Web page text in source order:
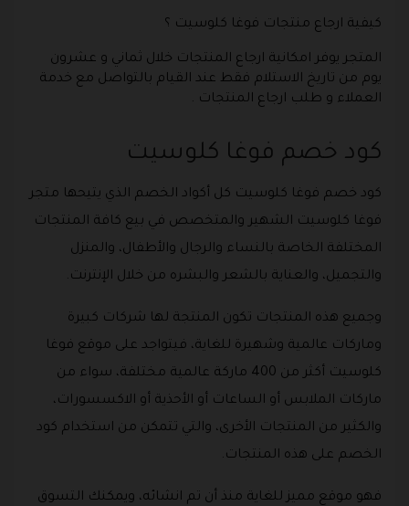
كيفية ارجاع منتجات فوغا كلوسيت ؟
المتجر يوفر امكانية ارجاع المنتجات خلال ثماني و عشرون
يوم من تاريخ الاستلام فقط عند القيام بالتواصل مع خدمة
العملاء و طلب ارجاع المنتجات .
كود خصم فوغا كلوسيت
كود خصم فوغا كلوسيت كل أكواد الخصم الذي يتيحها متجر
فوغا كلوسيت الشهير والمتخصص في بيع كافة المنتجات
المختلفة الخاصة بالنساء والرجال والأطفال، والمنزل
والتجميل، والعناية بالشعر والبشره من خلال الإنترنت.
وجميع هذه المنتجات تكون المنتجة لها شركات كبيرة
وماركات عالمية وشهيرة للغاية، فيتواجد على موقع فوغا
كلوسيت أكثر من 400 ماركة عالمية مختلفة، سواء من
ماركات الملابس أو الساعات أو الأحذية أو الاكسسورات،
والكثير من المنتجات الأخرى، والتي تتمكن من استخدام كود
الخصم على هذه المنتجات.
فهو موقع مميز للغاية منذ أن تم انشائه، ويمكنك التسوق